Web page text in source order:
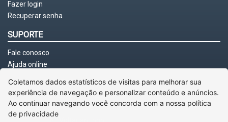
Fazer login
Recuperar senha
SUPORTE
Fale conosco
Ajuda online
Coletamos dados estatísticos de visitas para melhorar sua
experiência de navegação e personalizar conteúdo e anúncios.
Ao continuar navegando você concorda com a nossa política
de privacidade